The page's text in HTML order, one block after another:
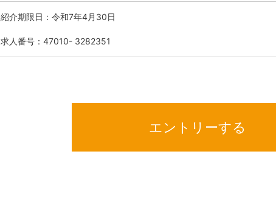
紹介期限日：令和7年4月30日
求人番号：47010- 3282351
エントリーする